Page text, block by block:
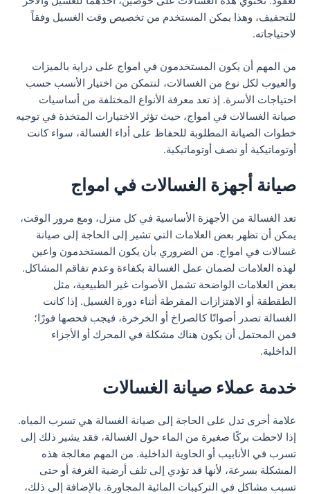
للتجفيف، وهذا يمكن المستخدم من تخصيص وقت الغسيل وفقاً
لاحتياجاته.
من المهم أن يكون المستخدمون في امواج على دراية بالميزات
والعيوب لكل نوع من الغسالات، لنتمكن من اختيار الأنسب حسب
احتياجات الأسرة. إذ تعد معرفة الأنواع المختلفة من أساسيات
صيانة الغسالات في امواج، حيث تؤثر الاختيارات المتخذة في توجيه
خطوات الصيانة المطلوبة للحفاظ على أداء الغسالة، سواء كانت
أوتوماتيكية أو نصف أوتوماتيكية.
صيانة أجهزة الغسالات في امواج
تعد الغسالة من الأجهزة الأساسية في كل منزل، ومع مرور الوقت،
يمكن أن تظهر بعض العلامات التي تشير إلى الحاجة إلى صيانة
غسالات في امواج. من الضروري بأن يكون المستخدمون واعين
لهذه العلامات لضمان عمل الغسالة بكفاءة وعدم تفاقم المشاكل.
بعض العلامات الواضحة تشمل الأصوات غير الطبيعية، مثل
الطقطقة أو الاهتزازات المفرطة أثناء دورة الغسيل. إذا كانت
الغسالة تصدر أصواتًا كالصراخ أو الخرخرة، فيجب فحصها فورًا؛
فمن المحتمل أن يكون هناك مشكلة في المحرك أو الأجزاء
الداخلية.
خدمة عملاء صيانة الغسالات
علامة أخرى تدل على الحاجة إلى صيانة الغسالة هي تسرب المياه.
إذا لاحظت بركًا صغيرة من الماء حول الغسالة، فقد يشير ذلك إلى
تسرب في الأنابيب أو الحاوية الداخلية. من المهم معالجة هذه
المشكلة بسرعة، لأنها قد تؤدي إلى تلف أرضية الغرفة أو حتى
تسبب مشاكل في التركيبات المائية المجاورة. بالإضافة إلى ذلك،